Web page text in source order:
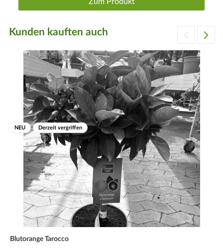
Kunden kauften auch
NEU Derzeit vergriffen
Blutorange Tarocco